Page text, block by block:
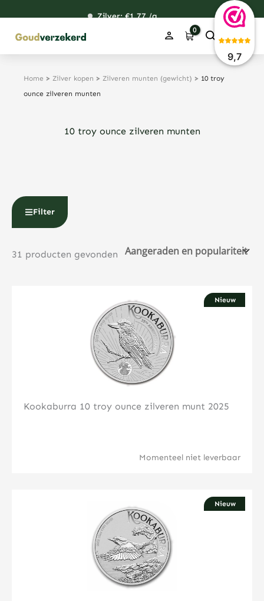
9,7
inhoud
120,76
Zilver: €1,77/g
48,67
38,39
Home > Zilver kopen > Zilveren munten (gewicht) > 10 troy
ounce zilveren munten
10 troy ounce zilveren munten
Filter
31 producten gevonden
Nieuw
Kookaburra 10 troy ounce zilveren munt 2025
Momenteel niet leverbaar
Klik hier
Nieuw
Klik hier